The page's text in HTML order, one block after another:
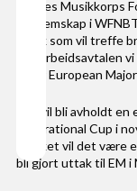
Norges Musikkorps
medlemskap i
uttak som vil treffe
Samarbeidsavtalen
etter European
Det vil bli avholdt
Inspirational Cup i
uttaket vil det være
bli gjort uttak til EM i